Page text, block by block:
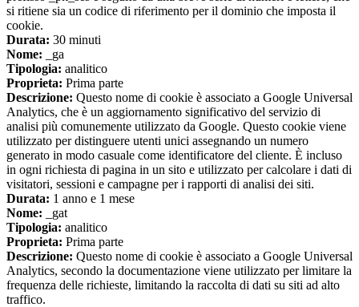
si ritiene sia un codice di riferimento per il dominio che imposta il
cookie.
Durata: 30 minuti
Nome: _ga
Tipologia: analitico
Proprieta: Prima parte
Descrizione: Questo nome di cookie è associato a Google Universal
Analytics, che è un aggiornamento significativo del servizio di
analisi più comunemente utilizzato da Google. Questo cookie viene
utilizzato per distinguere utenti unici assegnando un numero
generato in modo casuale come identificatore del cliente. È incluso
in ogni richiesta di pagina in un sito e utilizzato per calcolare i dati di
visitatori, sessioni e campagne per i rapporti di analisi dei siti.
Durata: 1 anno e 1 mese
Nome: _gat
Tipologia: analitico
Proprieta: Prima parte
Descrizione: Questo nome di cookie è associato a Google Universal
Analytics, secondo la documentazione viene utilizzato per limitare la
frequenza delle richieste, limitando la raccolta di dati su siti ad alto
traffico.